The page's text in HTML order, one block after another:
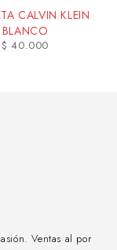
CALVIN KLEIN
BLANCO
$ 40.000
Ventas al por